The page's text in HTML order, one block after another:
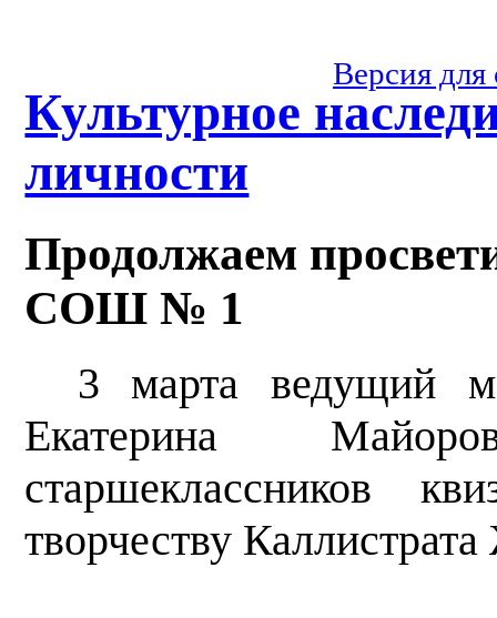
Версия
Культурное
личности
Продолжаем
СОШ № 1
3 марта ведущий
Екатерина
старшеклассников
творчеству